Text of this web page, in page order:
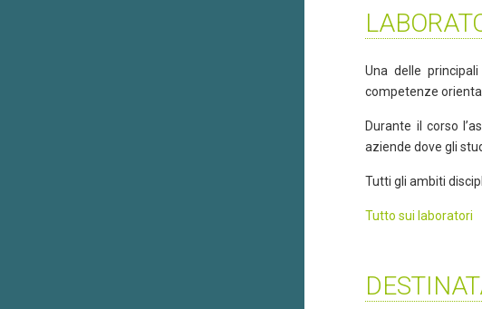
Una delle
competenze
Durante il corso
aziende dove gli
Tutti gli ambiti
Tutto sui laboratori